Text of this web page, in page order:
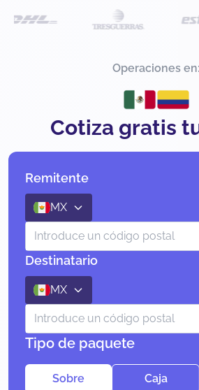
Operaciones en:
Cotiza gratis
Remitente
MX
Destinatario
MX
Tipo de paquete
Sobre Caja